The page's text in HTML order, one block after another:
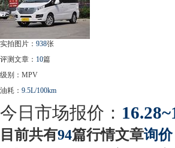
实拍图片： 938张
评测文章： 10篇
级别：MPV
油耗： 9.5L/100km
今日市场报价：
目前共有94篇行情文章询价